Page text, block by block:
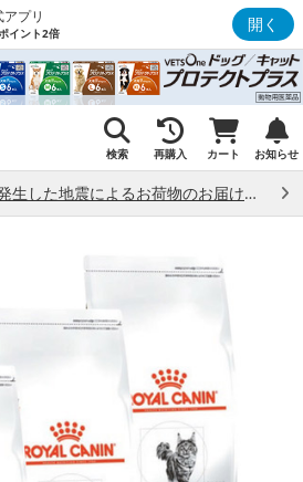
プリ
イント2倍 開く
検索 再購入 カート お知らせ
熊本県熊本地方で発生した地震によるお荷物のお届け状況について （7/28）